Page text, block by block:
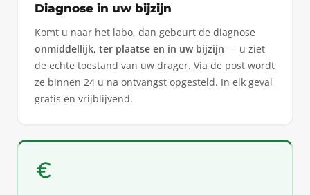
Diagnose in uw bijzijn
Komt u naar het labo, dan gebeurt de diagnose
onmiddellijk, ter plaatse en in uw bijzijn — u ziet
de echte toestand van uw drager. Via de post wordt
ze binnen 24 u na ontvangst opgesteld. In elk geval
gratis en vrijblijvend.